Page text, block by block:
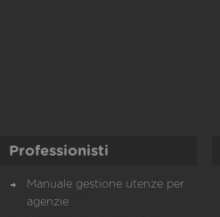
Professionisti
Manuale gestione utenze per
agenzie